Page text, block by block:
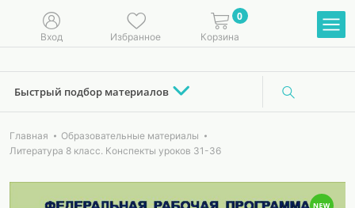
Вход Избранное
0
Корзина
Быстрый подбор материалов
Главная
Образовательные материалы
Литература 8 класс. Конспекты уроков 31-36